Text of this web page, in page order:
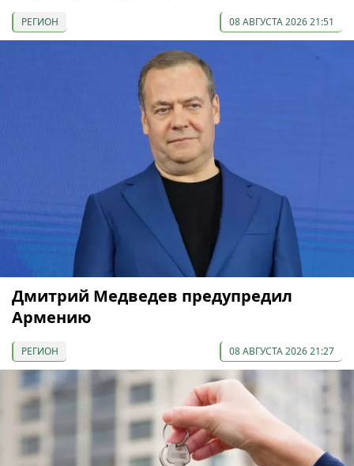
РЕГИОН 08 АВГУСТА 2026 21:51
Дмитрий Медведев предупредил
Армению
РЕГИОН 08 АВГУСТА 2026 21:27